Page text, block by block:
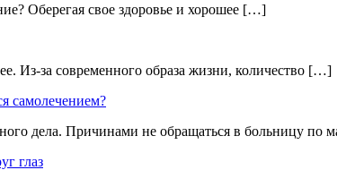
Оберегая свое здоровье и хорошее […]
Из-за современного образа жизни, количество […]
самолечением?
дела. Причинами не обращаться в больницу
глаз